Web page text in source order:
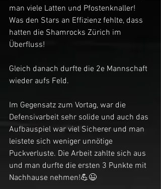
man viele Latten und Pfostenknaller!
Was den Stars an Effizienz fehlte, dass
hatten die Shamrocks Zürich im
Überfluss!
Gleich danach durfte die 2e Mannschaft
wieder aufs Feld.
Im Gegensatz zum Vortag, war die
Defensivarbeit sehr solide und auch das
Aufbauspiel war viel Sicherer und man
leistete sich weniger unnötige
Puckverluste. Die Arbeit zahlte sich aus
und man durfte die ersten 3 Punkte mit
Nachhause nehmen!💪😉